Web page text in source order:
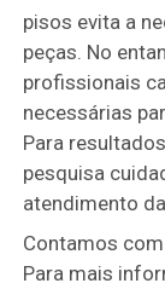
pisos evita a
peças. No
profissionais
necessárias
Para
pesquisa
atendimento
Contamos
Para mais